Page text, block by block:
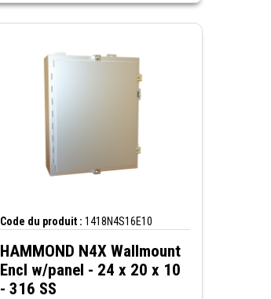
Code du produit : 1418N4S16E10
HAMMOND N4X Wallmount
Encl w/panel - 24 x 20 x 10
- 316 SS